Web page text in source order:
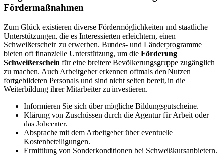
Fördermaßnahmen
Zum Glück existieren diverse Fördermöglichkeiten und staatliche
Unterstützungen, die es Interessierten erleichtern, einen
Schweißerschein zu erwerben. Bundes- und Länderprogramme
bieten oft finanzielle Unterstützung, um die Förderung
Schweißerschein für eine breitere Bevölkerungsgruppe zugänglich
zu machen. Auch Arbeitgeber erkennen oftmals den Nutzen
fortgebildeten Personals und sind nicht selten bereit, in die
Weiterbildung ihrer Mitarbeiter zu investieren.
Informieren Sie sich über mögliche Bildungsgutscheine.
Klärung von Zuschüssen durch die Agentur für Arbeit oder
das Jobcenter.
Absprache mit dem Arbeitgeber über eventuelle
Kostenbeteiligungen.
Ermittlung von Sonderkonditionen bei Schweißkursanbietern.